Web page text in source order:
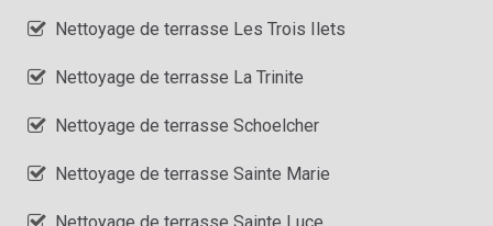
Nettoyage de terrasse Les Trois Ilets
Nettoyage de terrasse La Trinite
Nettoyage de terrasse Schoelcher
Nettoyage de terrasse Sainte Marie